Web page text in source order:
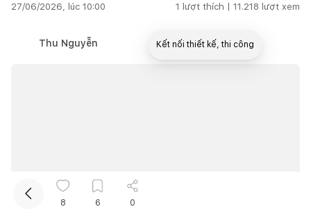
27/06/2026, lúc 10:00 1 lượt thích | 11.218 lượt xem
Thu Nguyễn
8 6 0
Kết nối thiết kế, thi công